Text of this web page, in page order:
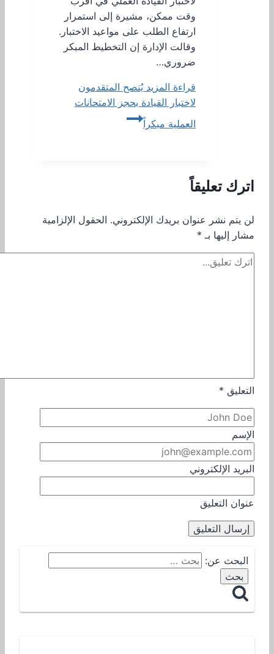
وقت ممكن، مشيرة إلى استمرار
ارتفاع الطلب على مواعيد الاختبار.
وقالت الإدارة إن التخطيط المبكر
ضروري…
قراءة المزيد يُنصح المتقدمون
لاختبار القيادة بحجز الامتحانات
العملية مبكراً
اترك تعليقاً
لن يتم نشر عنوان بريدك الإلكتروني. الحقول الإلزامية
مشار إليها بـ *
التعليق *
الإسم
البريد الإلكتروني
عنوان التعليق
البحث عن: